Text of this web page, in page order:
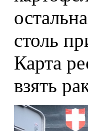
столь
Карта
взять